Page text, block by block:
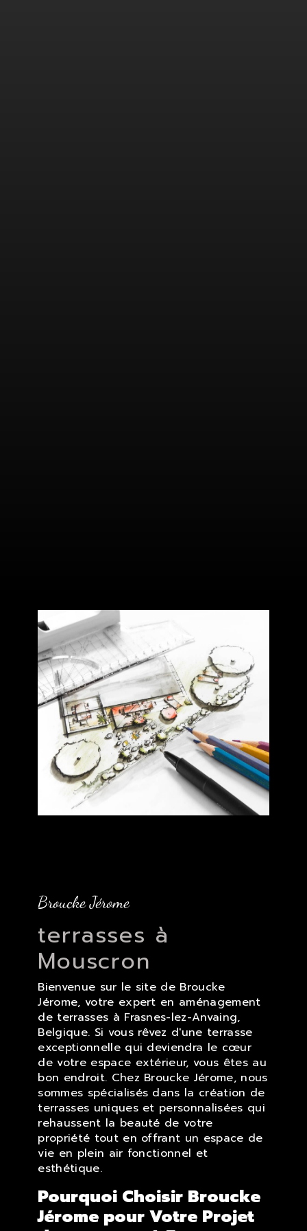
Broucke Jérome
terrasses à
Mouscron
Bienvenue sur le site de Broucke
Jérome, votre expert en aménagement
de terrasses à Frasnes-lez-Anvaing,
Belgique. Si vous rêvez d'une terrasse
exceptionnelle qui deviendra le cœur
de votre espace extérieur, vous êtes au
bon endroit. Chez Broucke Jérome, nous
sommes spécialisés dans la création de
terrasses uniques et personnalisées qui
rehaussent la beauté de votre
propriété tout en offrant un espace de
vie en plein air fonctionnel et
esthétique.
Pourquoi Choisir Broucke
Jérome pour Votre Projet